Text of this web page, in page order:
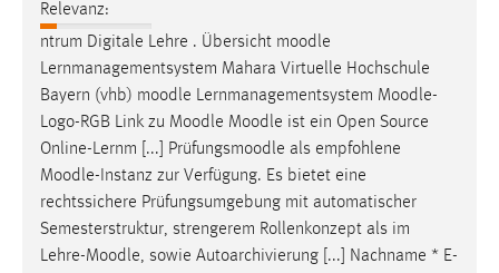
Relevanz:
ntrum Digitale Lehre . Übersicht moodle
Lernmanagementsystem Mahara Virtuelle Hochschule
Bayern (vhb) moodle Lernmanagementsystem Moodle-
Logo-RGB Link zu Moodle Moodle ist ein Open Source
Online-Lernm [...] Prüfungsmoodle als empfohlene
Moodle-Instanz zur Verfügung. Es bietet eine
rechtssichere Prüfungsumgebung mit automatischer
Semesterstruktur, strengerem Rollenkonzept als im
Lehre-Moodle, sowie Autoarchivierung [...] Nachname * E-
Name:
_gcl_au
Anbieter:
Google Ireland Limited
Zweck:
Conversion-Tracking
Cookie Laufzeit:
3 Monate